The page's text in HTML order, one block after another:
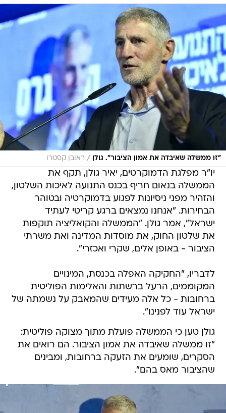
"זו ממשלה שאיבדה את אמון הציבור". גולן / ראובן קסטרו
יו"ר מפלגת הדמוקרטים, יאיר גולן, תקף את
הממשלה בנאום חריף בכנס התנועה לאיכות השלטון,
והזהיר מפני ניסיונות לפגוע בדמוקרטיה ובטוהר
הבחירות. "אנחנו נמצאים ברגע קריטי לעתיד
ישראל", אמר גולן. "הממשלה והקואליציה תוקפות
את שלטון החוק, את מוסדות המדינה ואת משרתי
הציבור - באופן אלים, שקרי ואכזרי".
לדבריו, "החקיקה האפלה בכנסת, המינויים
המקוממים, הרעל ברשתות והאלימות הפוליטית
ברחובות - כל אלה מעידים שהמאבק על נשמתה של
ישראל עוד לפנינו".
גולן טען כי הממשלה פועלת מתוך מצוקה פוליטית:
"זו ממשלה שאיבדה את אמון הציבור. הם רואים את
הסקרים, שומעים את הזעקה ברחובות, ומבינים
שהציבור מאס בהם".